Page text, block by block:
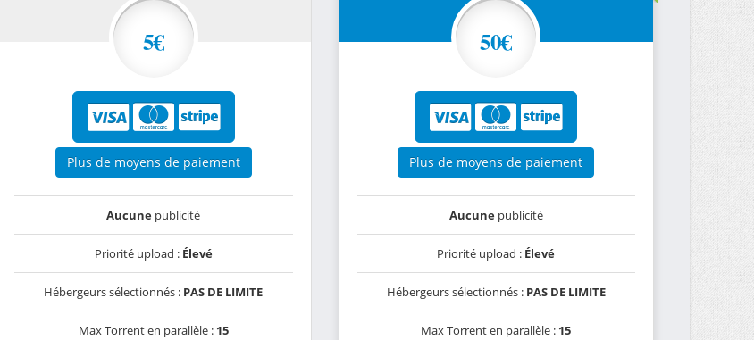
5€
Plus de moyens de paiement
Aucune publicité
Priorité upload : Élevé
Hébergeurs sélectionnés : PAS DE LIMITE
Max Torrent en parallèle : 15
50€
Plus de moyens de paiement
Aucunepublicité
Priorité upload : Élevé
Hébergeurs sélectionnés : PAS DE LIMITE
Max Torrent en parallèle : 15